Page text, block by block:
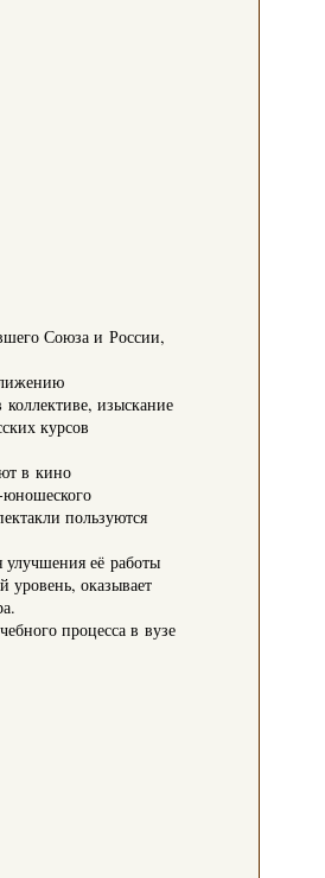
Союза и России,
изыскание
курсов
в кино
пользуются
улучшения её работы
уровень, оказывает
процесса в вузе